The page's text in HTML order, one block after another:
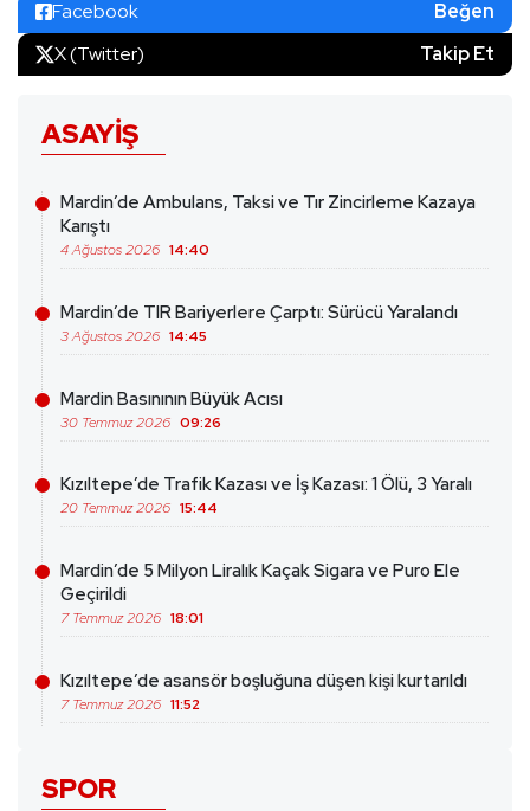
Facebook
Beğen
X (Twitter)
Takip Et
ASAYIŞ
Mardin’de Ambulans, Taksi ve Tır Zincirleme Kazaya
Karıştı
4 Ağustos 2026 14:40
Mardin’de TIR Bariyerlere Çarptı: Sürücü Yaralandı
3 Ağustos 2026 14:45
Mardin Basınının Büyük Acısı
30 Temmuz 2026 09:26
Kızıltepe’de Trafik Kazası ve İş Kazası: 1 Ölü, 3 Yaralı
20 Temmuz 2026 15:44
Mardin’de 5 Milyon Liralık Kaçak Sigara ve Puro Ele
Geçirildi
7 Temmuz 2026 18:01
Kızıltepe’de asansör boşluğuna düşen kişi kurtarıldı
7 Temmuz 2026 11:52
SPOR